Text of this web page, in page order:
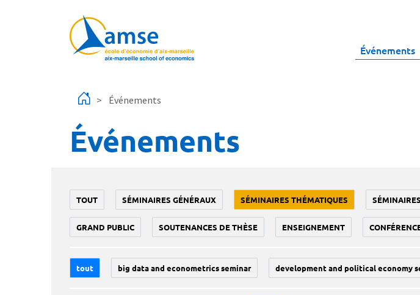
Événements
Événements
Événements
TOUT SÉMINAIRES GÉNÉRAUX SÉMINAIRES THÉMATIQUES
GRAND PUBLIC SOUTENANCES DE THÈSE ENSEIGNEMENT
tout big data and econometrics seminar development and political economy